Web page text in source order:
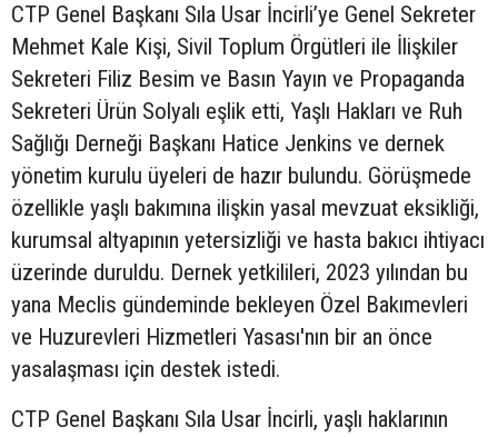
CTP Genel Başkanı Sıla Usar İncirli’ye Genel Sekreter
Mehmet Kale Kişi, Sivil Toplum Örgütleri ile İlişkiler
Sekreteri Filiz Besim ve Basın Yayın ve Propaganda
Sekreteri Ürün Solyalı eşlik etti, Yaşlı Hakları ve Ruh
Sağlığı Derneği Başkanı Hatice Jenkins ve dernek
yönetim kurulu üyeleri de hazır bulundu. Görüşmede
özellikle yaşlı bakımına ilişkin yasal mevzuat eksikliği,
kurumsal altyapının yetersizliği ve hasta bakıcı ihtiyacı
üzerinde duruldu. Dernek yetkilileri, 2023 yılından bu
yana Meclis gündeminde bekleyen Özel Bakımevleri
ve Huzurevleri Hizmetleri Yasası'nın bir an önce
yasalaşması için destek istedi.
CTP Genel Başkanı Sıla Usar İncirli, yaşlı haklarının